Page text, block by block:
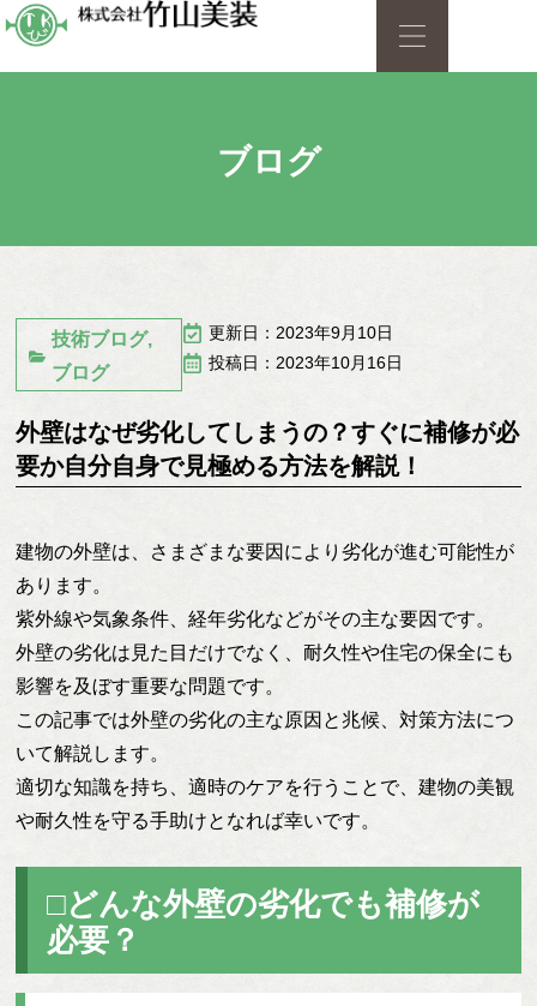
ブログ
更新日：2023年9月10日
投稿日：2023年10月16日
技術ブログ,
ブログ
外壁はなぜ劣化してしまうの？すぐに補修が必
要か自分自身で見極める方法を解説！
建物の外壁は、さまざまな要因により劣化が進む可能性が
あります。
紫外線や気象条件、経年劣化などがその主な要因です。
外壁の劣化は見た目だけでなく、耐久性や住宅の保全にも
影響を及ぼす重要な問題です。
この記事では外壁の劣化の主な原因と兆候、対策方法につ
いて解説します。
適切な知識を持ち、適時のケアを行うことで、建物の美観
や耐久性を守る手助けとなれば幸いです。
□どんな外壁の劣化でも補修が
必要？